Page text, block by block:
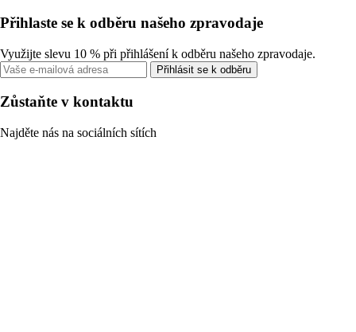
Přihlaste se k odběru našeho zpravodaje
Využijte slevu 10 % při přihlášení k odběru našeho zpravodaje.
Přihlásit se k odběru
Zůstaňte v kontaktu
Najděte nás na sociálních sítích